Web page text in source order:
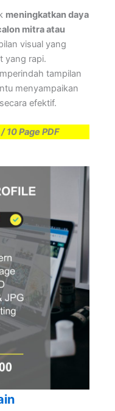
meningkatkan daya
mitra atau
visual yang
yang rapi.
tampilan
menyampaikan
efektif.
10 Page PDF